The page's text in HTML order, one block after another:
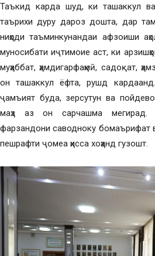
Таъкид карда шуд, ки ташаккул
таърихи дуру дароз дошта, дар
ниҳоди таъминкунандаи афзоиши
муносибати иҷтимоие аст, ки
муҳаббат, ҳамдигарфаҳмӣ, садоқат,
он ташаккул ёфта, рушд
ҷамъият буда, зерсутун ва
маҳз аз он сарчашма мегирад.
фарзандони саводноку бомаърифат
пешрафти ҷомеа ҳисса хоҳанд гузошт.